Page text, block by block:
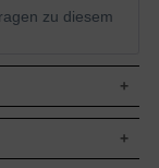
zu diesem
'Glauca'